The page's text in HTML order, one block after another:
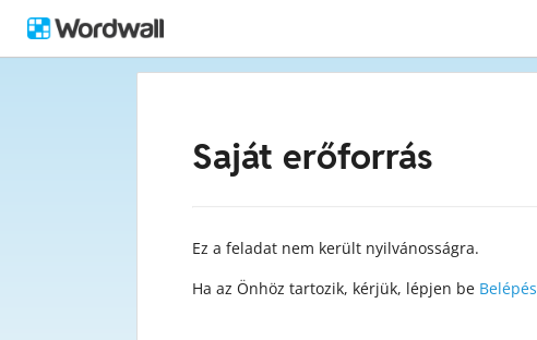
Saját erőforrás
Ez a feladat nem került nyilvánosságra.
Ha az Önhöz tartozik, kérjük, lépjen be Belépés